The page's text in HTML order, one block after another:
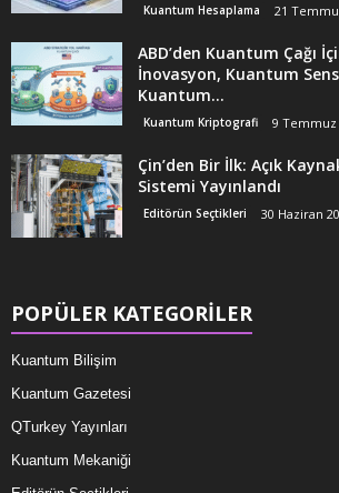
Kuantum Hesaplama 21
ABD’den Kuantum Çağı
İnovasyon, Kuantum
Kuantum...
Kuantum Kriptografi 9 Temmuz
Çin’den Bir İlk: Açık
Sistemi Yayınlandı
Editörün Seçtikleri 30 Haziran
POPÜLER KATEGORİLER
Kuantum Bilişim
Kuantum Gazetesi
QTurkey Yayınları
Kuantum Mekaniği